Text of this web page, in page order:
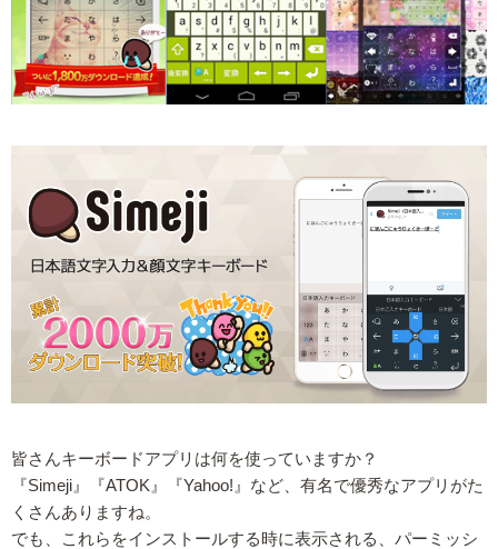
皆さんキーボードアプリは何を使っていますか？
『Simeji』『ATOK』『Yahoo!』など、有名で優秀なアプリがた
くさんありますね。
でも、これらをインストールする時に表示される、パーミッシ